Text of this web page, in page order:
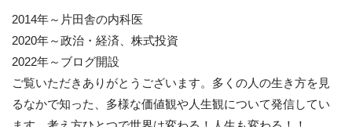
2014年～片田舎の内科医
2020年～政治・経済、株式投資
2022年～ブログ開設
ご覧いただきありがとうございます。多くの人の生き方を見
るなかで知った、多様な価値観や人生観について発信してい